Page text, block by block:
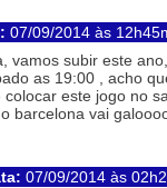
07/09/2014 às
vamos subir este
as 19:00 , acho
este jogo no
barcelona vai
07/09/2014 às